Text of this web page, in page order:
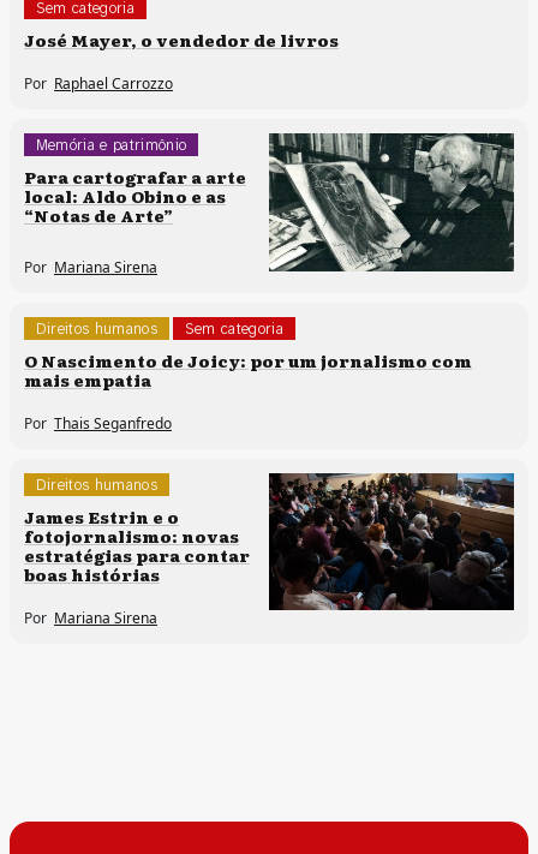
Sem categoria
José Mayer, o vendedor de livros
Por Raphael Carrozzo
Memória e patrimônio
Sem categoria
Para cartografar a arte
local: Aldo Obino e as
“Notas de Arte”
Por Mariana Sirena
Direitos humanos Sem categoria
O Nascimento de Joicy: por um jornalismo com
mais empatia
Por Thais Seganfredo
Direitos humanos
Sem categoria
James Estrin e o
fotojornalismo: novas
estratégias para contar
boas histórias
Por Mariana Sirena